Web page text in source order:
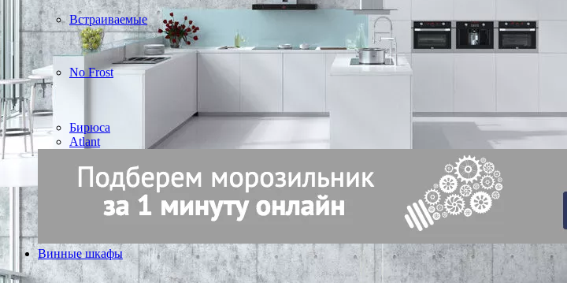
Встраиваемые
No Frost
Бирюса
Atlant
Винные шкафы